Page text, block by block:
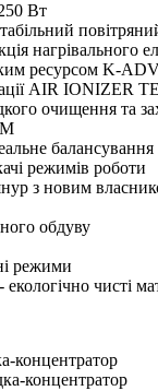
Вт
нагрівального
ресурсом K-
AIR IONIZER
очищення та
балансування
режимів роботи
з новим
обдуву
режими
чисті
концентратор
концентратор